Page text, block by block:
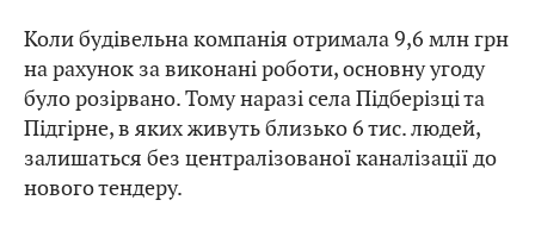
Коли будівельна компанія отримала 9,6 млн грн
на рахунок за виконані роботи, основну угоду
було розірвано. Тому наразі села Підберізці та
Підгірне, в яких живуть близько 6 тис. людей,
залишаться без централізованої каналізації до
нового тендеру.